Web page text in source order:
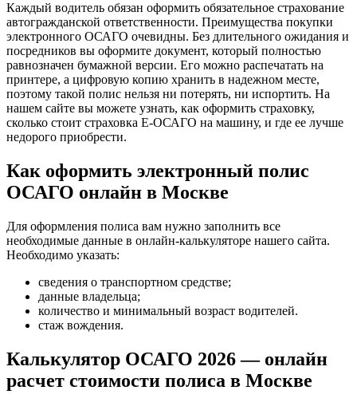
Каждый водитель обязан оформить обязательное страхование
автогражданской ответственности. Преимущества покупки
электронного ОСАГО очевидны. Без длительного ожидания и
посредников вы оформите документ, который полностью
равнозначен бумажной версии. Его можно распечатать на
принтере, а цифровую копию хранить в надежном месте,
поэтому такой полис нельзя ни потерять, ни испортить. На
нашем сайте вы можете узнать, как оформить страховку,
сколько стоит страховка Е-ОСАГО на машину, и где ее лучше
недорого приобрести.
Как оформить электронный полис
ОСАГО онлайн в Москве
Для оформления полиса вам нужно заполнить все
необходимые данные в онлайн-калькуляторе нашего сайта.
Необходимо указать:
сведения о транспортном средстве;
данные владельца;
количество и минимальный возраст водителей.
стаж вождения.
Калькулятор ОСАГО 2026 — онлайн
расчет стоимости полиса в Москве